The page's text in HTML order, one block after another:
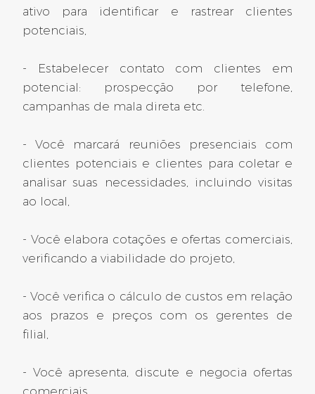
Ref: 2025-13548
La Maxe
445 dias atrás
Marselha
Arquiteto técnico de ECC F/H
502 dias atrás
Marselha
F/H
ativo para identificar e rastrear clientes
potenciais,
- Estabelecer contato com clientes em
potencial: prospecção por telefone,
campanhas de mala direta etc.
- Você marcará reuniões presenciais com
clientes potenciais e clientes para coletar e
analisar suas necessidades, incluindo visitas
ao local,
- Você elabora cotações e ofertas comerciais,
verificando a viabilidade do projeto,
- Você verifica o cálculo de custos em relação
aos prazos e preços com os gerentes de
filial,
- Você apresenta, discute e negocia ofertas
comerciais,